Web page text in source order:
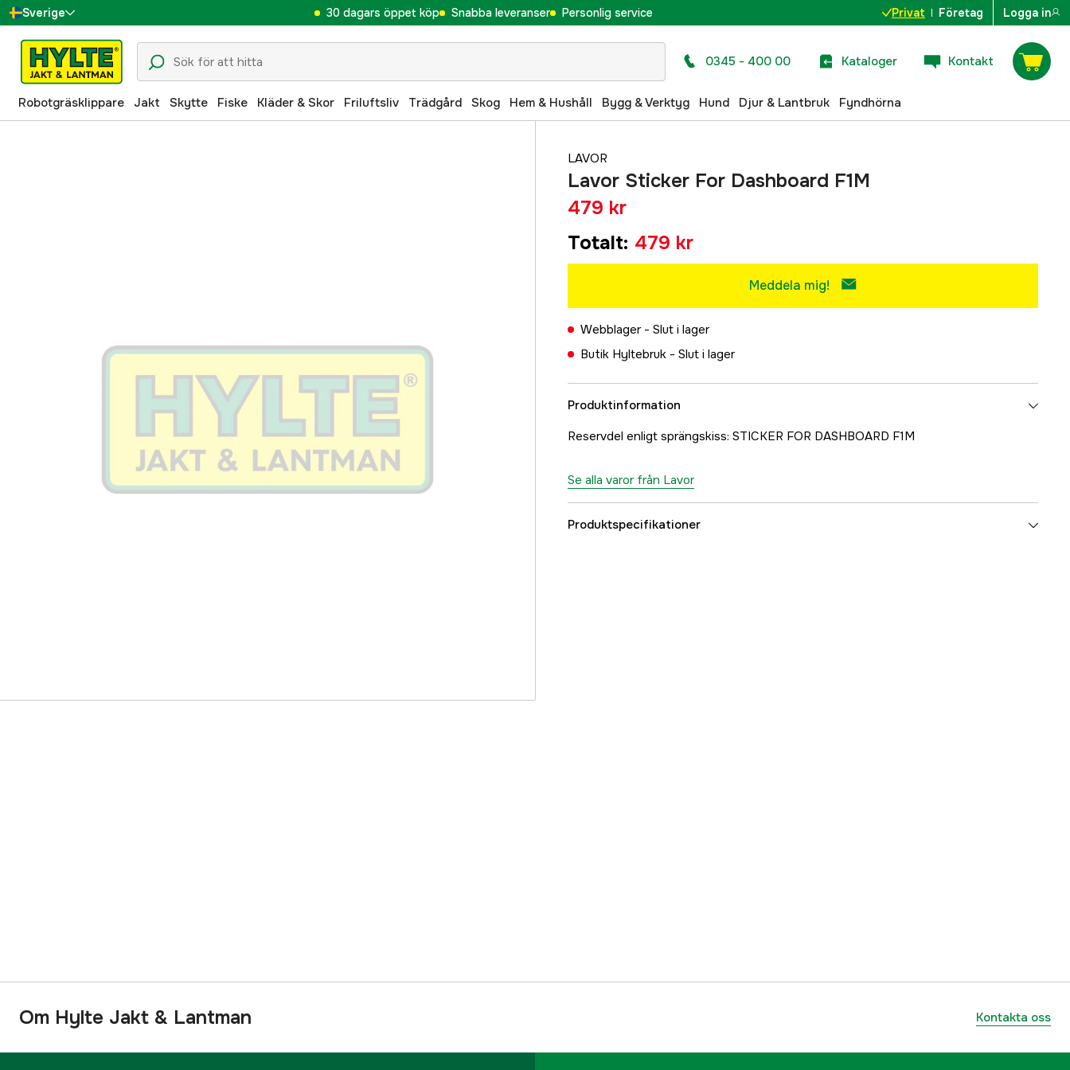
Sverige
Danmark
Suomi
Norge
30 dagars öppet köp Snabba leveranser Personlig service Privat Företag Logga in
0345 - 400 00 Kataloger Kontakt
Robotgräsklippare Jakt Skytte Fiske Kläder & Skor Friluftsliv Trädgård Skog Hem & Hushåll Bygg & Verktyg Hund Djur & Lantbruk Fyndhörna
LAVOR
Lavor Sticker For Dashboard F1M
479 kr
Totalt: 479 kr
Meddela mig!
Webblager - Slut i lager
Butik Hyltebruk - Slut i lager
Produktinformation
Reservdel enligt sprängskiss: STICKER FOR DASHBOARD F1M
Se alla varor från Lavor
Produktspecifikationer
Om Hylte Jakt & Lantman Kontakta oss